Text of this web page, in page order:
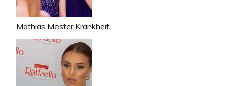
Mathias Mester Krankheit